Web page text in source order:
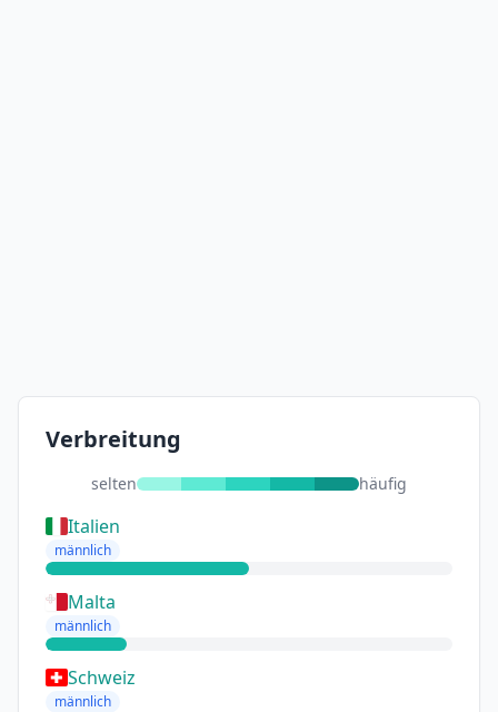
Verbreitung
selten häufig
Italien
männlich
Malta
männlich
Schweiz
männlich